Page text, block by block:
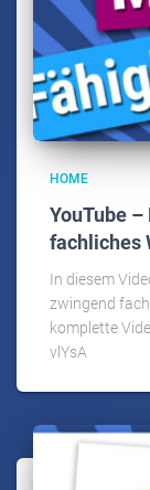
HOME
YouTube
fachliches
In diesem
zwingend
komplette
vlYsA